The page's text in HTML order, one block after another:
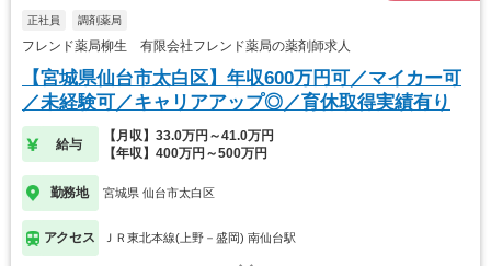
正社員 調剤薬局
フレンド薬局柳生 有限会社フレンド薬局の薬剤師求人
【宮城県仙台市太白区】年収600万円可／マイカー可
／未経験可／キャリアアップ◎／育休取得実績有り
給与
【月収】33.0万円～41.0万円
【年収】400万円～500万円
勤務地 宮城県 仙台市太白区
アクセス ＪＲ東北本線(上野－盛岡) 南仙台駅